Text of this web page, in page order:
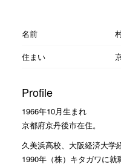
名前
住まい
Profile
1966年10月生まれ
京都府京丹後市在住。
久美浜高校、大阪経済大学
1990年（株）キタガワに就